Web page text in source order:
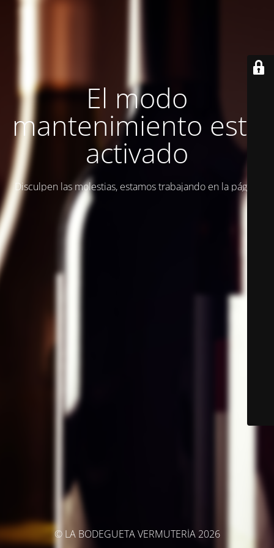
El modo
mantenimiento está
activado
Disculpen las molestias, estamos trabajando en la página
© LA BODEGUETA VERMUTERÍA 2026